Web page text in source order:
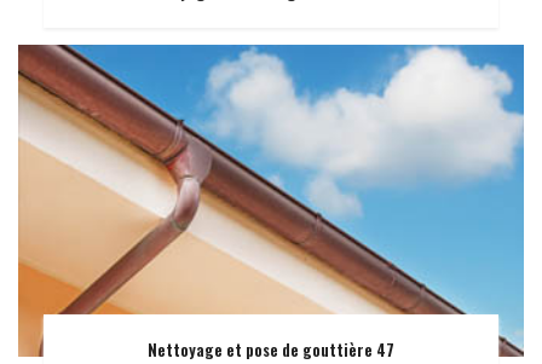
Nettoyage et pose de gouttière 47